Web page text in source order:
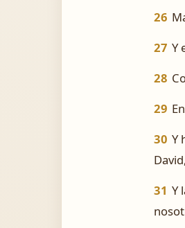
26
27 Y
28
29
30 Y
31 Y